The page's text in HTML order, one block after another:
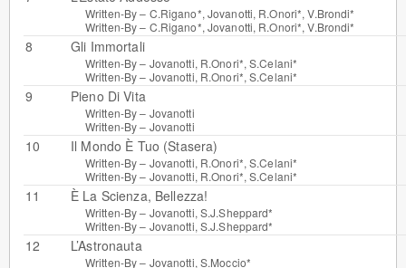
Written-By – C.Rigano*, Jovanotti, R.Onori*,V.Brondi*
Written-By – C.Rigano*, Jovanotti, R.Onori*,V.Brondi*
8 Gli Immortali
Written-By – Jovanotti, R.Onori*,S.Celani*
Written-By – Jovanotti, R.Onori*,S.Celani*
9 Pieno Di Vita
Written-By – Jovanotti
Written-By – Jovanotti
10 Il Mondo È Tuo (Stasera)
Written-By – Jovanotti, R.Onori*,S.Celani*
Written-By – Jovanotti, R.Onori*,S.Celani*
11 È La Scienza, Bellezza!
Written-By – Jovanotti, S.J.Sheppard*
Written-By – Jovanotti, S.J.Sheppard*
12 L’Astronauta
Written-By – Jovanotti, S.Moccio*